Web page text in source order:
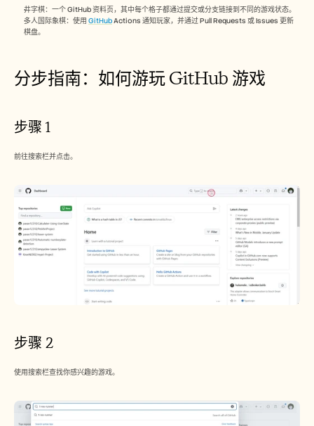
井字棋：一个 GitHub 资料页，其中每个格子都通过提交或分支链接到不同的游戏状态。
多人国际象棋：使用 GitHub Actions 通知玩家，并通过 Pull Requests 或 Issues 更新
棋盘。
分步指南：如何游玩 GitHub 游戏
步骤 1
前往搜索栏并点击。
步骤 2
使用搜索栏查找你感兴趣的游戏。